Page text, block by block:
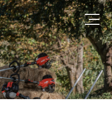
Passez au contenu principal
Passer au contenu du pied de